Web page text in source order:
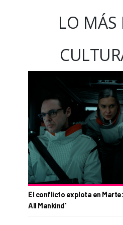
LO MÁS
El conflicto explota en
All Mankind'